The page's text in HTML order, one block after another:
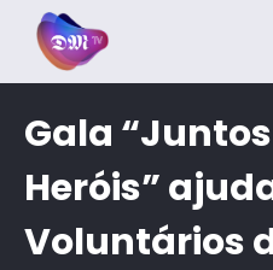
Gala
Heróis”
Voluntários
Painel de Gerenciamento de